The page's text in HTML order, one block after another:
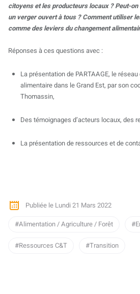
citoyens et les producteurs locaux ? Peut-
un verger ouvert à tous ? Comment utiliser
comme des leviers du changement
Réponses à ces questions avec :
La présentation de PARTAAGE, le
alimentaire dans le Grand Est, par son
Thomassin,
Des témoignages d’acteurs locaux, des
La présentation de ressources et de
Publiée le Lundi 21 Mars 2022
Alimentation / Agriculture / Forêt
Ressources C&T Transition